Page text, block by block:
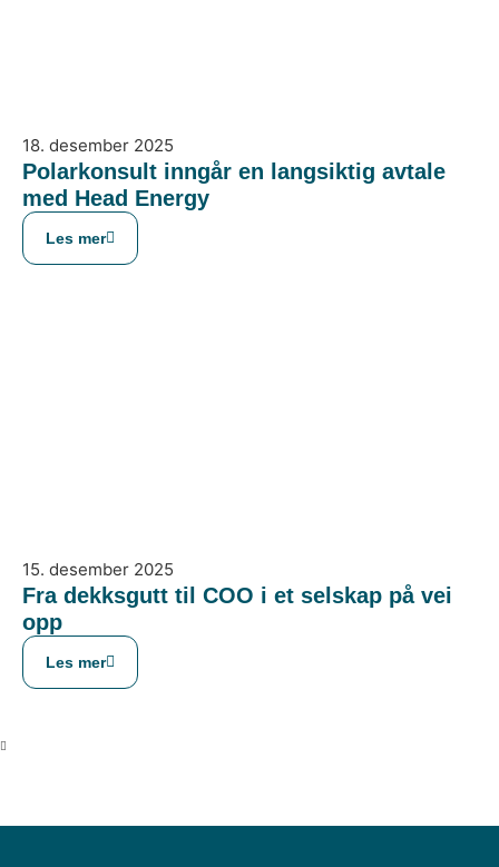
18. desember 2025
Polarkonsult inngår en langsiktig avtale
med Head Energy
Les mer
15. desember 2025
Fra dekksgutt til COO i et selskap på vei
opp
Les mer